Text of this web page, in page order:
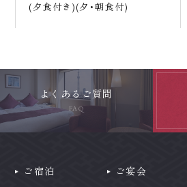
(夕食付き)(夕･朝食付)
よくあるご質問
FAQ
ご宿泊
ご宴会